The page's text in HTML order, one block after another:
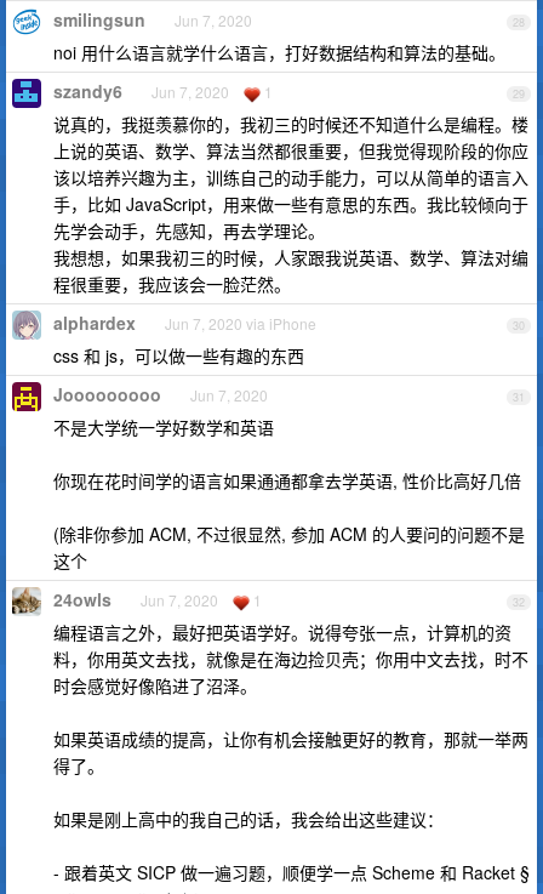
28
smilingsun Jun 7, 2020
noi 用什么语言就学什么语言，打好数据结构和算法的基础。
29
szandy6 Jun 7, 2020 1
说真的，我挺羡慕你的，我初三的时候还不知道什么是编程。楼
上说的英语、数学、算法当然都很重要，但我觉得现阶段的你应
该以培养兴趣为主，训练自己的动手能力，可以从简单的语言入
手，比如 JavaScript，用来做一些有意思的东西。我比较倾向于
先学会动手，先感知，再去学理论。
我想想，如果我初三的时候，人家跟我说英语、数学、算法对编
程很重要，我应该会一脸茫然。
30
alphardex Jun 7, 2020 via iPhone
css 和 js，可以做一些有趣的东西
31
Jooooooooo Jun 7, 2020
不是大学统一学好数学和英语
你现在花时间学的语言如果通通都拿去学英语, 性价比高好几倍
(除非你参加 ACM, 不过很显然, 参加 ACM 的人要问的问题不是
这个
32
24owls Jun 7, 2020 1
编程语言之外，最好把英语学好。说得夸张一点，计算机的资
料，你用英文去找，就像是在海边捡贝壳；你用中文去找，时不
时会感觉好像陷进了沼泽。
如果英语成绩的提高，让你有机会接触更好的教育，那就一举两
得了。
如果是刚上高中的我自己的话，我会给出这些建议：
- 跟着英文 SICP 做一遍习题，顺便学一点 Scheme 和 Racket §